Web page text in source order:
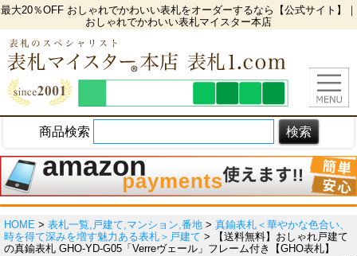
最大20％OFF おしゃれでかわいい表札をオーダーするなら【公式サイト】｜
おしゃれでかわいい表札マイスター本店
商品検索
HOME > 表札一覧,戸建て,マンション,番地 > 真鍮表札＜華やかな色合い、
時を得て深みを増す魅力ある表札＞戸建て > 【送料無料】おしゃれ戸建て
の真鍮表札 GHO-YD-G05「Verreヴェール」フレーム付き【GHO表札】